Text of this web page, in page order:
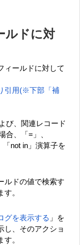
ルドに対
ィールドに対して
引用(※下部「補
び、関連レコード
合、「=」、
「not in」演算子を
ルドの値で検索す
。
グを表示する 」を
し、そのアクショ
。